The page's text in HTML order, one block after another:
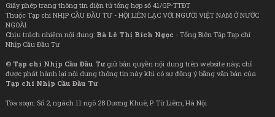
Giấy phép trang thông tin điện tử tổng hợp số 41/GP-TTĐT
Thuộc Tạp chí NHỊP CẦU ĐẦU TƯ - HỘI LIÊN LẠC VỚI NGƯỜI VIỆT NAM Ở NƯỚC
NGOÀI
Chịu trách nhiệm nội dung: Bà Lê Thị Bích Ngọc - Tổng Biên Tập Tạp chí
Nhịp Cầu Đầu Tư
© Tạp chí Nhịp Cầu Đầu Tưgiữ bản quyền nội dung trên website này; chỉ
được phát hành lại nội dung thông tin này khi có sự đồng ý bằng văn bản của
Tạp chí Nhịp Cầu Đầu Tư
Tòa soạn: Số 2, ngách 11 ngõ 28 Dương Khuê, P. Từ Liêm, Hà Nội